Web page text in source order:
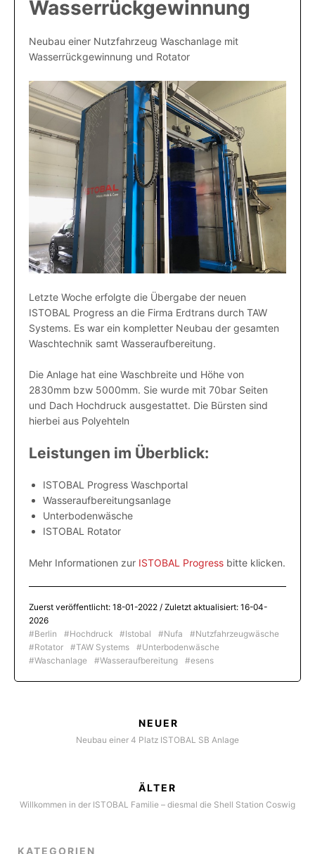
Wasserrückgewinnung
Neubau einer Nutzfahrzeug Waschanlage mit
Wasserrückgewinnung und Rotator
Letzte Woche erfolgte die Übergabe der neuen
ISTOBAL Progress an die Firma Erdtrans durch TAW
Systems. Es war ein kompletter Neubau der gesamten
Waschtechnik samt Wasseraufbereitung.
Die Anlage hat eine Waschbreite und Höhe von
2830mm bzw 5000mm. Sie wurde mit 70bar Seiten
und Dach Hochdruck ausgestattet. Die Bürsten sind
hierbei aus Polyehteln
Leistungen im Überblick:
ISTOBAL Progress Waschportal
Wasseraufbereitungsanlage
Unterbodenwäsche
ISTOBAL Rotator
Mehr Informationen zur ISTOBAL Progress bitte klicken.
Zuerst veröffentlicht: 18-01-2022 / Zuletzt aktualisiert: 16-04-
2026
Berlin
Hochdruck Istobal Nufa
Nutzfahrzeugwäsche
Rotator
TAW Systems
Unterbodenwäsche
Waschanlage
Wasseraufbereitung esens
NEUER
Neubau einer 4 Platz ISTOBAL SB Anlage
ÄLTER
Willkommen in der ISTOBAL Familie – diesmal die Shell Station Coswig
KATEGORIEN
Industrie 4.0
Sicherheitssysteme
Anlagenbau
Automation
Referenzen
Ueber Uns
Jobs
Datenschutzerklärung
Impressum